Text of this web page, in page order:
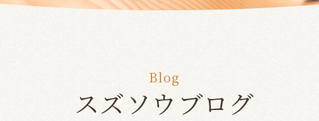
Blog
スズソウブログ